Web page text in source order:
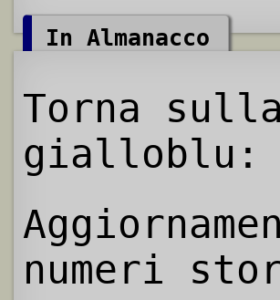
In Almanacco
Torna
gialloblu:
numeri